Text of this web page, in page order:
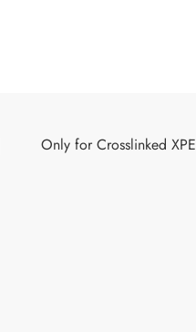
Only for Crosslinked XPE